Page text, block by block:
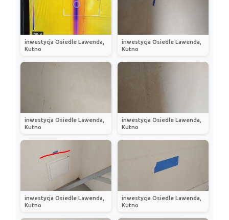
inwestycja Osiedle Lawenda,
Kutno
inwestycja Osiedle Lawenda,
Kutno
inwestycja Osiedle Lawenda,
Kutno
inwestycja Osiedle Lawenda,
Kutno
inwestycja Osiedle Lawenda,
Kutno
inwestycja Osiedle Lawenda,
Kutno